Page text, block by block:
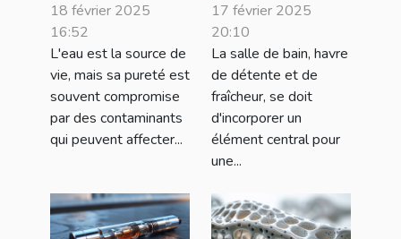
filtration
multi-étapes
pour une eau
pure
18 février 2025
16:52
L'eau est la source de
vie, mais sa pureté est
souvent compromise
par des contaminants
qui peuvent affecter...
colonne de
douche idéale
17 février 2025
20:10
La salle de bain, havre
de détente et de
fraîcheur, se doit
d'incorporer un
élément central pour
une...